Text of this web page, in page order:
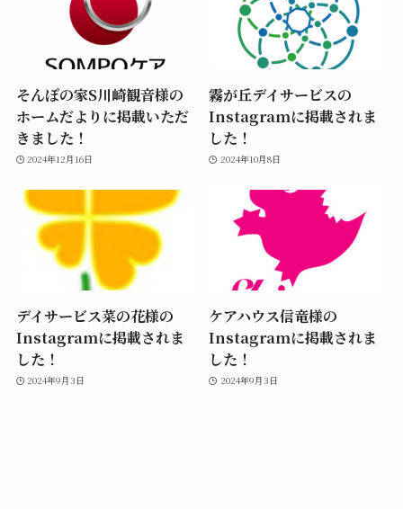
そんぽの家S川崎観音様の
ホームだよりに掲載いただ
きました！
2024年12月16日
霧が丘デイサービスの
Instagramに掲載されま
した！
2024年10月8日
デイサービス菜の花様の
Instagramに掲載されま
した！
2024年9月3日
ケアハウス信竜様の
Instagramに掲載されま
した！
2024年9月3日